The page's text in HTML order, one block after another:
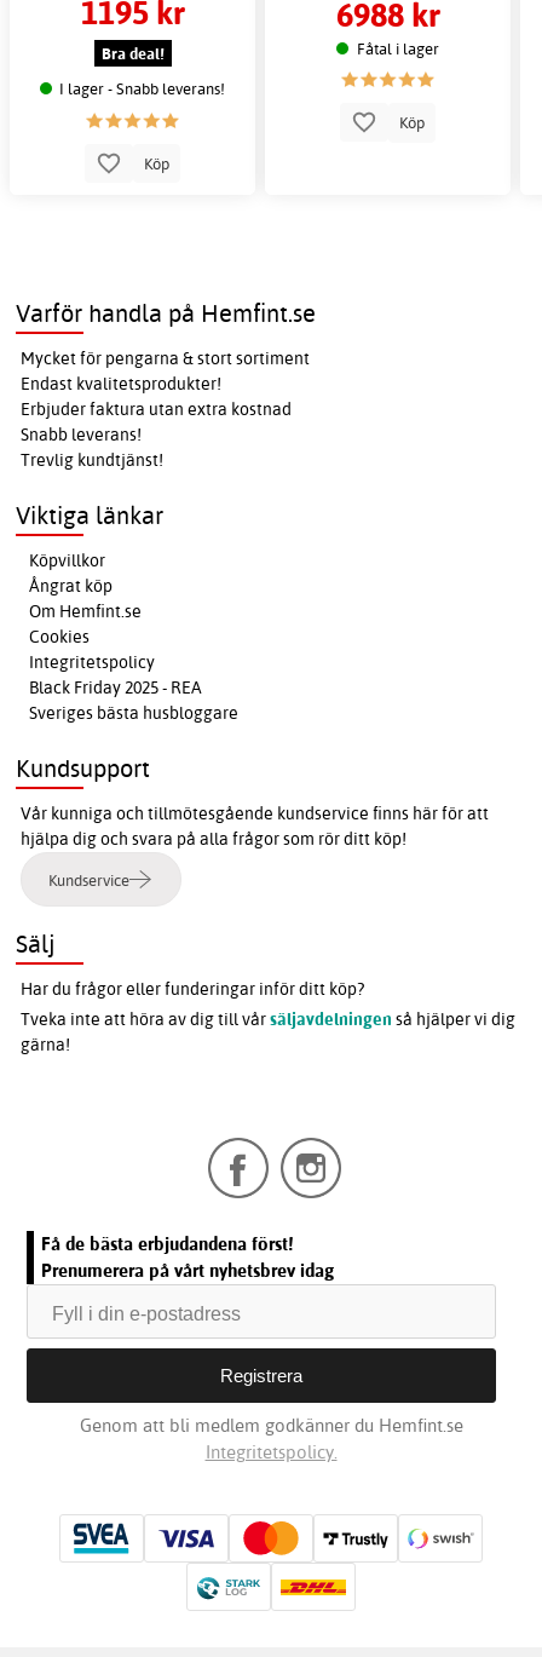
1195 kr
Bra deal!
I lager - Snabb leverans!
Köp
manövrering
6988 kr
Fåtal i lager
Köp
Varför handla på Hemfint.se
Mycket för pengarna & stort sortiment
Endast kvalitetsprodukter!
Erbjuder faktura utan extra kostnad
Snabb leverans!
Trevlig kundtjänst!
Viktiga länkar
Köpvillkor
Ångrat köp
Om Hemfint.se
Cookies
Integritetspolicy
Black Friday 2025 - REA
Sveriges bästa husbloggare
Kundsupport
Vår kunniga och tillmötesgående kundservice finns här för att
hjälpa dig och svara på alla frågor som rör ditt köp!
Kundservice
Sälj
Har du frågor eller funderingar inför ditt köp?
Tveka inte att höra av dig till vårsäljavdelningen så hjälper vi dig
gärna!
Få de bästa erbjudandena först!
Prenumerera på vårt nyhetsbrev idag
Genom att bli medlem godkänner du Hemfint.se
Integritetspolicy.